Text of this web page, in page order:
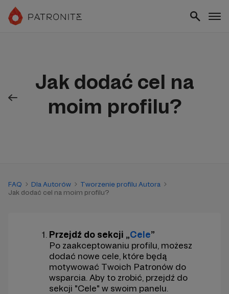
Jak dodać cel na
moim profilu?
FAQ Dla Autorów
Tworzenie profilu Autora
Jak dodać cel na moim profilu?
Przejdź do sekcji „Cele”
Po zaakceptowaniu profilu, możesz
dodać nowe cele, które będą
motywować Twoich Patronów do
wsparcia. Aby to zrobić, przejdź do
sekcji "Cele" w swoim panelu.